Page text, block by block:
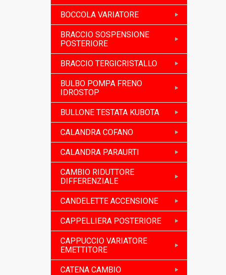
BOCCOLA VARIATORE
BRACCIO SOSPENSIONE
POSTERIORE
BRACCIO TERGICRISTALLO
BULBO POMPA FRENO
IDROSTOP
BULLONE TESTATA KUBOTA
CALANDRA COFANO
CALANDRA PARAURTI
CAMBIO RIDUTTORE
DIFFERENZIALE
CANDELETTE ACCENSIONE
CAPPELLIERA POSTERIORE
CAPPUCCIO VARIATORE
EMETTITORE
CATENA CAMBIO